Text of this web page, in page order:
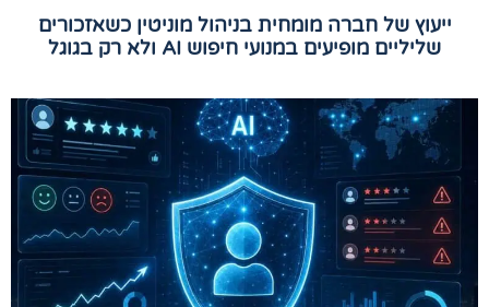
ייעוץ של חברה מומחית בניהול מוניטין כשאזכורים
שליליים מופיעים במנועי חיפוש AI ולא רק בגוגל